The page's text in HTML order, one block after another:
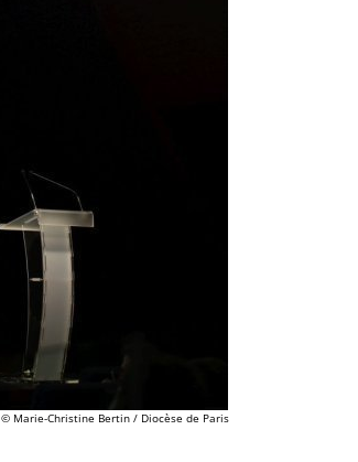
© Marie-Christine Bertin / Diocèse de Paris